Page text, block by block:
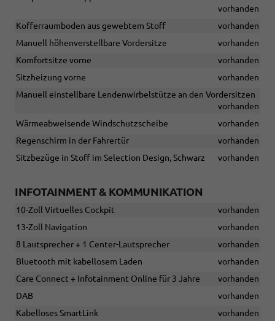
vorhanden
Kofferraumboden aus gewebtem Stoff
vorhanden
Manuell höhenverstellbare Vordersitze
vorhanden
Komfortsitze vorne
vorhanden
Sitzheizung vorne
vorhanden
Manuell einstellbare Lendenwirbelstütze an den Vordersitzen
vorhanden
Wärmeabweisende Windschutzscheibe
vorhanden
Regenschirm in der Fahrertür
vorhanden
Sitzbezüge in Stoff im Selection Design, Schwarz
vorhanden
INFOTAINMENT & KOMMUNIKATION
10-Zoll Virtuelles Cockpit
vorhanden
13-Zoll Navigation
vorhanden
8 Lautsprecher + 1 Center-Lautsprecher
vorhanden
Bluetooth mit kabellosem Laden
vorhanden
Care Connect + Infotainment Online für 3 Jahre
vorhanden
DAB
vorhanden
Kabelloses SmartLink
vorhanden